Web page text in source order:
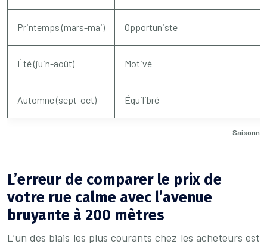
Printemps (mars-mai) Opportuniste
Été (juin-août) Motivé
Automne (sept-oct) Équilibré
L’erreur de comparer le prix de
votre rue calme avec l’avenue
bruyante à 200 mètres
L’un des biais les plus courants chez les acheteurs est